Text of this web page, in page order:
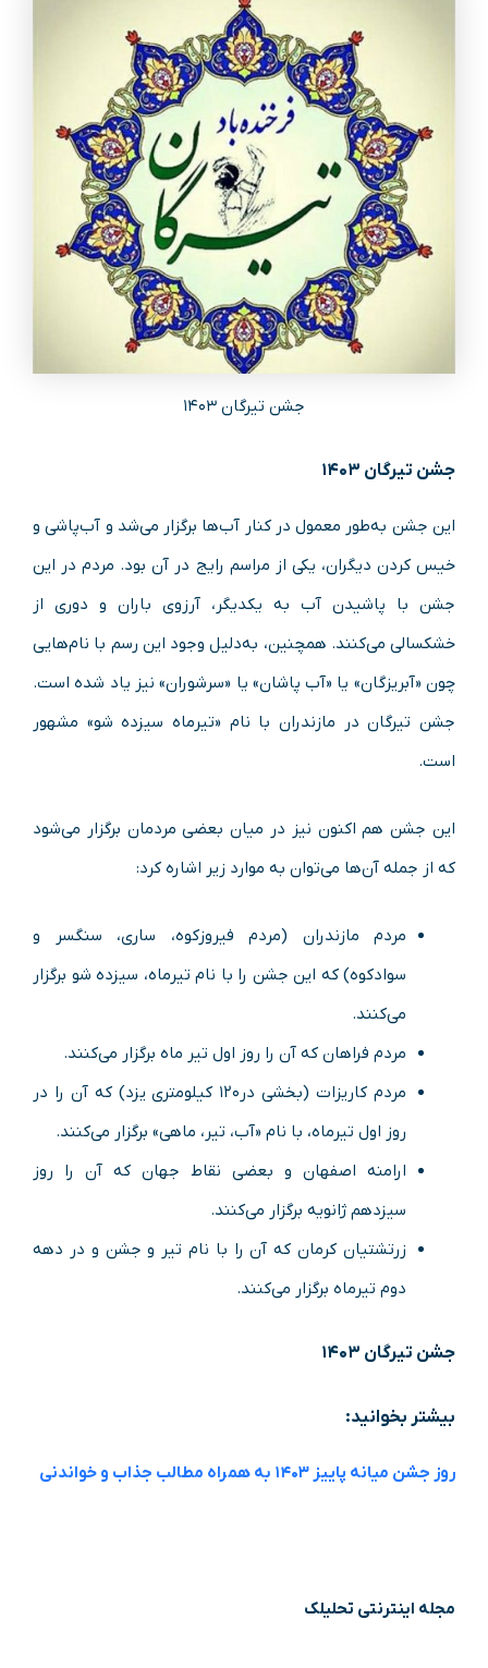
جشن تیرگان ۱۴۰۳
جشن تیرگان ۱۴۰۳
این جشن به‌طور معمول در کنار آب‌ها برگزار می‌شد و آب‌پاشی و
خیس کردن دیگران، یکی از مراسم رایج در آن بود. مردم در این
جشن با پاشیدن آب به یکدیگر، آرزوی باران و دوری از
خشکسالی می‌کنند. همچنین، به‌دلیل وجود این رسم با نام‌هایی
چون «آبریزگان» یا «آب پاشان» یا «سرشوران» نیز یاد شده است.
جشن تیرگان در مازندران با نام «تیرماه سیزده شو» مشهور
است.
این جشن هم اکنون نیز در میان بعضی مردمان برگزار می‌شود
که از جمله آن‌ها می‌توان به موارد زیر اشاره کرد:
مردم مازندران (مردم فیروزکوه، ساری، سنگسر و
سوادکوه) که این جشن را با نام تیرماه، سیزده شو برگزار
می‌کنند.
مردم فراهان که آن را روز اول تیر ماه برگزار می‌کنند.
مردم کاریزات (بخشی در۱۲۰ کیلومتری یزد) که آن را در
روز اول تیرماه، با نام «آب، تیر، ماهی» برگزار می‌کنند.
ارامنه اصفهان و بعضی نقاط جهان که آن را روز
سیزدهم ژانویه برگزار می‌کنند.
زرتشتیان کرمان که آن را با نام تیر و جشن و در دهه
دوم تیرماه برگزار می‌کنند.
جشن تیرگان ۱۴۰۳
بیشتر بخوانید:
روز جشن میانه پاییز ۱۴۰۳ به همراه مطالب جذاب و خواندنی
مجله اینترنتی تحلیلک